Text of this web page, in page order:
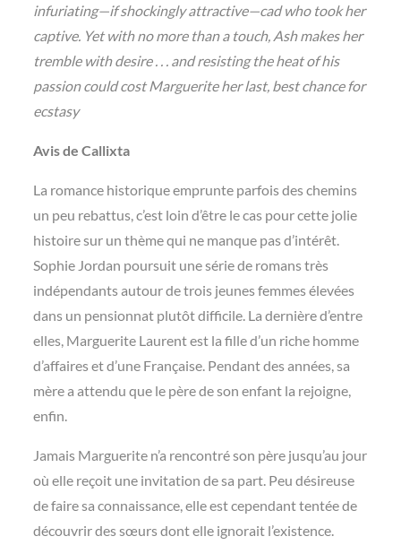
infuriating—if shockingly attractive—cad who took her
captive. Yet with no more than a touch, Ash makes her
tremble with desire . . . and resisting the heat of his
passion could cost Marguerite her last, best chance for
ecstasy
Avis de Callixta
La romance historique emprunte parfois des chemins
un peu rebattus, c’est loin d’être le cas pour cette jolie
histoire sur un thème qui ne manque pas d’intérêt.
Sophie Jordan poursuit une série de romans très
indépendants autour de trois jeunes femmes élevées
dans un pensionnat plutôt difficile. La dernière d’entre
elles, Marguerite Laurent est la fille d’un riche homme
d’affaires et d’une Française. Pendant des années, sa
mère a attendu que le père de son enfant la rejoigne,
enfin.
Jamais Marguerite n’a rencontré son père jusqu’au jour
où elle reçoit une invitation de sa part. Peu désireuse
de faire sa connaissance, elle est cependant tentée de
découvrir des sœurs dont elle ignorait l’existence.